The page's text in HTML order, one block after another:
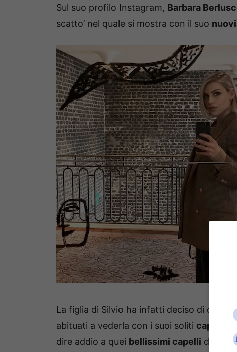
Sul suo profilo Instagram, Barbara
scatto’ nel quale si mostra con il suo
La figlia di Silvio ha infatti deciso di
abituati a vederla con i suoi soliti capelli
dire addio a quei bellissimi capelli di